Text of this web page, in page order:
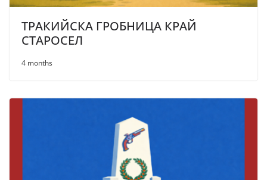
ТРАКИЙСКА ГРОБНИЦА КРАЙ
СТАРОСЕЛ
4 months